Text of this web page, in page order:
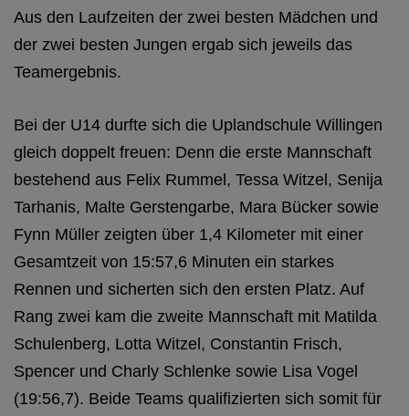
Aus den Laufzeiten der zwei besten Mädchen und
der zwei besten Jungen ergab sich jeweils das
Teamergebnis.
Bei der U14 durfte sich die Uplandschule Willingen
gleich doppelt freuen: Denn die erste Mannschaft
bestehend aus Felix Rummel, Tessa Witzel, Senija
Tarhanis, Malte Gerstengarbe, Mara Bücker sowie
Fynn Müller zeigten über 1,4 Kilometer mit einer
Gesamtzeit von 15:57,6 Minuten ein starkes
Rennen und sicherten sich den ersten Platz. Auf
Rang zwei kam die zweite Mannschaft mit Matilda
Schulenberg, Lotta Witzel, Constantin Frisch,
Spencer und Charly Schlenke sowie Lisa Vogel
(19:56,7). Beide Teams qualifizierten sich somit für